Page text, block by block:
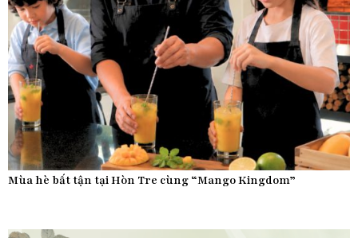
Mùa hè bất tận tại Hòn Tre cùng “Mango Kingdom”